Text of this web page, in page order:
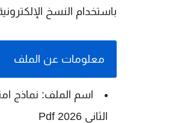
باستخدام النسخ
معلومات عن الملف
اسم الملف: نماذج
الثانى 2026 Pdf